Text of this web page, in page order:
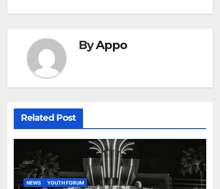
ByAppo
Related Post
NEWS YOUTH FORUM